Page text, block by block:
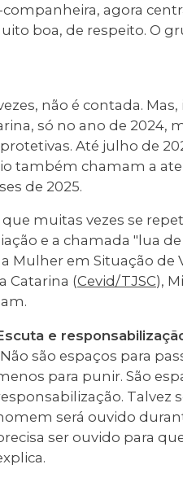
agora
boa, de respeito. O
não é contada.
só no ano de 2024,
Até julho de
também chamam a
de 2025.
muitas vezes se
e a chamada "lua de
Mulher em Situação de
Catarina (Cevid/TJSC),
e
são espaços para
para punir. São
Talvez
será ouvido
ser ouvido para